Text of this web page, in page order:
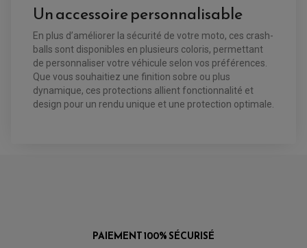
CÂBLE ACCÉLÉRATEUR
KIT RABAISSEMENT MOTO
KIT STREET BIKE
LEVIER DE FREIN
LEVIER D'EMBRAYAGE
OPTIQUE TYPE ORIGINE
PÉDALE DE FREIN
REPOSE PIED TYPE ORIGINE
RETROVISEUR MOTO TYPE ORIGINE
PARTIE CYCLE
BULLE / PARE-BRISE
LEVIER DE FREIN
RÉTROVISEUR TYPE ORIGINE
PIÈCE MOTEUR
GALET DE VARIATEUR
Un accessoire personnalisable
En plus d’améliorer la sécurité de votre moto, ces crash-
balls sont disponibles en plusieurs coloris, permettant
de personnaliser votre véhicule selon vos préférences.
Que vous souhaitiez une finition sobre ou plus
dynamique, ces protections allient fonctionnalité et
design pour un rendu unique et une protection optimale.
PAIEMENT 100% SÉCURISÉ